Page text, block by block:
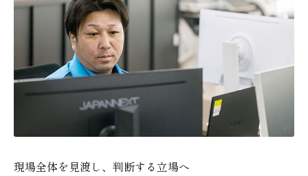
現場全体を見渡し、判断する立場へ